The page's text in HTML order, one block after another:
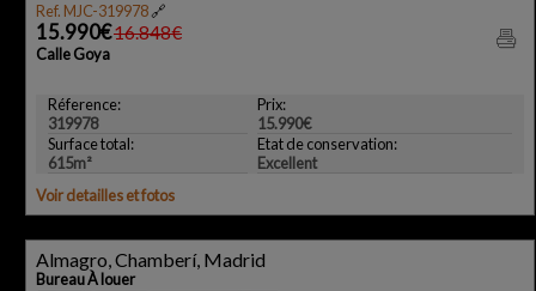
Ref. MJC-319978🔗
15.990€16.848€
Calle Goya
Réference:
319978
Prix:
15.990€
Surface total:
615m²
Etat de conservation:
Excellent
Voir detailles et fotos
Almagro, Chamberí, Madrid
Bureau À louer